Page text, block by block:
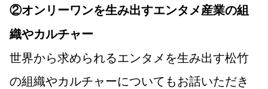
②オンリーワンを生み出すエンタメ産業の組
織やカルチャー
世界から求められるエンタメを生み出す松竹
の組織やカルチャーについてもお話いただき